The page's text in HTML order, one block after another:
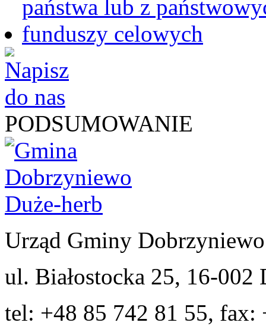
PODSUMOWANIE
Urząd Gminy
ul. Białostocka 25, 16-002
tel: +48 85 742 81 55, fax: